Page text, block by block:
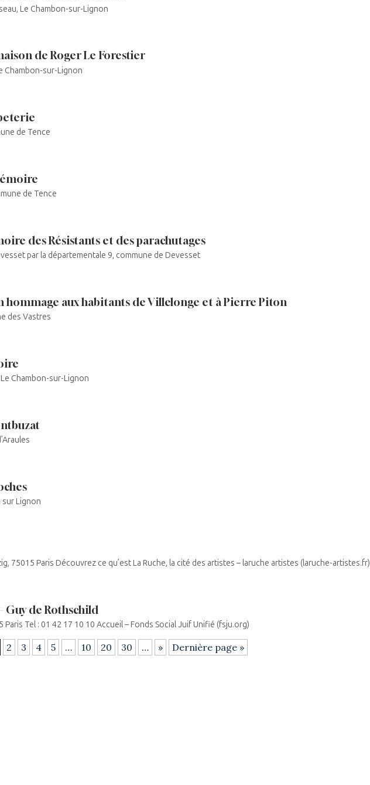
Le Chambon-sur-Lignon
de Roger Le Forestier
Chambon-sur-Lignon
de Tence
de Tence
des Résistants et des parachutages
par la départementale 9, commune de Devesset
hommage aux habitants de Villelonge et à Pierre Piton
des Vastres
Chambon-sur-Lignon
sur Lignon
75015 Paris Découvrez ce qu’est La Ruche, la cité des artistes – laruche artistes (laruche-artistes.fr)
Guy de Rothschild
Paris Tel : 01 42 17 10 10 Accueil – Fonds Social Juif Unifié (fsju.org)
2 3 4 5 … 10 20 30 … » Dernière page »